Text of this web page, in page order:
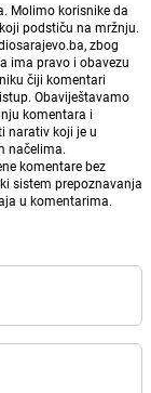
Molimo korisnike da
podstiču na mržnju.
zbog
ima pravo i obavezu
čiji komentari
Obaviještavamo
komentara i
narativ koji je u
načelima.
komentare bez
sistem prepoznavanja
u komentarima.